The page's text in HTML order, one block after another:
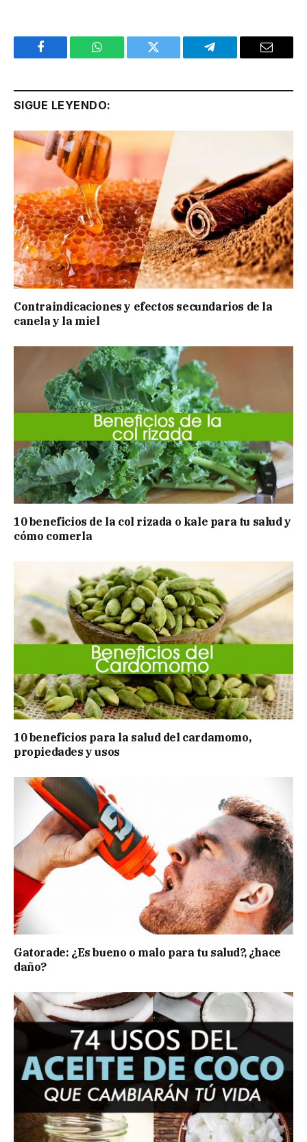
Facebook WhatsApp Twitter Telegram Email
SIGUE LEYENDO:
Contraindicaciones y efectos secundarios de la
canela y la miel
10 beneficios de la col rizada o kale para tu salud y
cómo comerla
10 beneficios para la salud del cardamomo,
propiedades y usos
Gatorade: ¿Es bueno o malo para tu salud?, ¿hace
daño?